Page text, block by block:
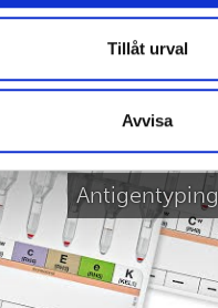
Tillåt urval
Avvisa
Antigentyping